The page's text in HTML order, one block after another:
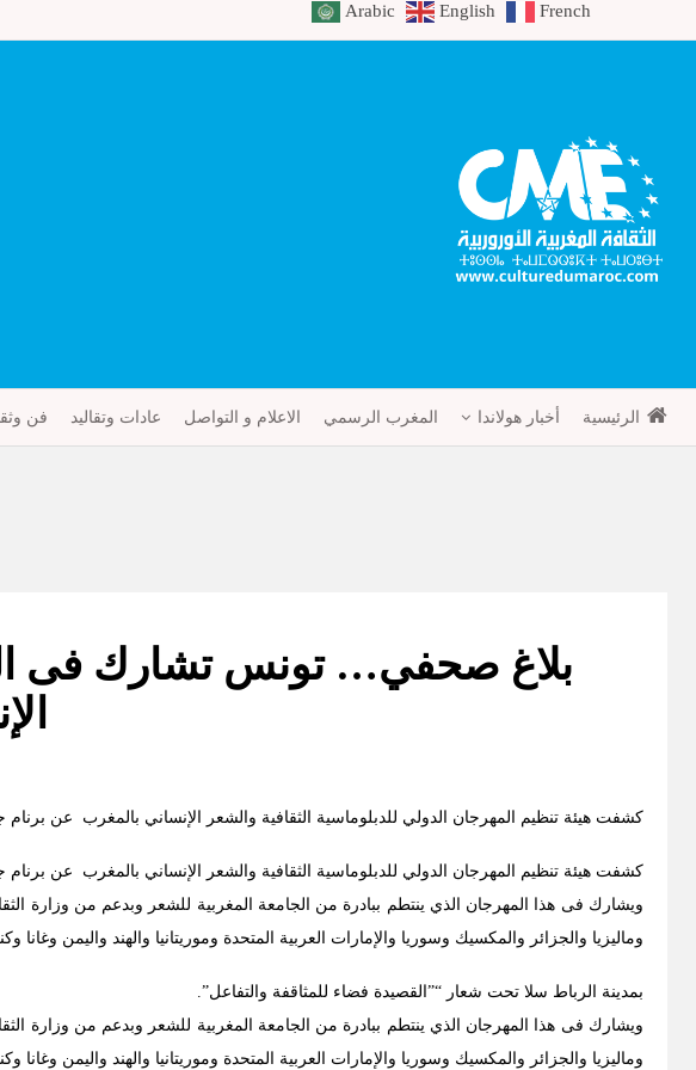
Arabic English French
الرئيسية أخبار هولاندا المغرب الرسمي الاعلام و التواصل عادات وتقاليد فن
بلاغ صحفي… تونس تشارك فى
كشفت هيئة تنظيم المهرجان الدولي للدبلوماسية الثقافية والشعر الإنساني بالمغرب عن
كشفت هيئة تنظيم المهرجان الدولي للدبلوماسية الثقافية والشعر الإنساني بالمغرب عن برنام جالدورة الخامسة التي ستنعقد من 28 إلى 30 نوفمبر 2017 بمدينة
ويشارك فى هذا المهرجان الذي ينتطم ببادرة من الجامعة المغربية للشعر وبدعم من وزارة
وماليزيا والجزائر والمكسيك وسوريا والإمارات العربية المتحدة وموريتانيا والهند واليمن
بمدينة الرباط سلا تحت شعار “”القصيدة فضاء للمثاقفة والتفاعل”.
ويشارك فى هذا المهرجان الذي ينتطم ببادرة من الجامعة المغربية للشعر وبدعم من وزارة
وماليزيا والجزائر والمكسيك وسوريا والإمارات العربية المتحدة وموريتانيا والهند واليمن